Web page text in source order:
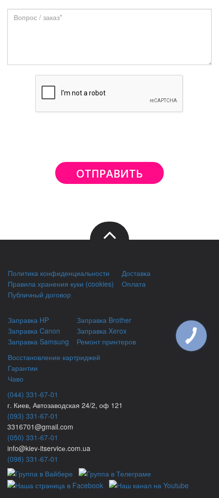
ОТПРАВИТЬ
Политика конфиденциальности
Правила хранения куки (cookies)
Публичный договор
Доставка
Оплата
Заправка HP
Заправка Canon
Заправка Samsung
Заправка Brother
Заправка Xerox
Ремонт принтеров
Восстановление картриджей
Гарантии
Чаво
(044) 331-67-01
г. Киев, Автозаводская 24/2, оф 121
(093) 331-67-01
3316701@gmail.com
(050) 331-67-01
info@kiev-itservicе.com.ua
(098) 331-67-01